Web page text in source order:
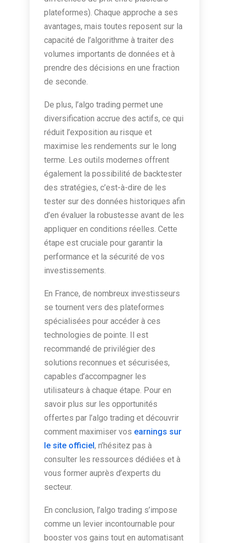
plateformes). Chaque approche a ses
avantages, mais toutes reposent sur la
capacité de l’algorithme à traiter des
volumes importants de données et à
prendre des décisions en une fraction
de seconde.
De plus, l’algo trading permet une
diversification accrue des actifs, ce qui
réduit l’exposition au risque et
maximise les rendements sur le long
terme. Les outils modernes offrent
également la possibilité de backtester
des stratégies, c’est-à-dire de les
tester sur des données historiques afin
d’en évaluer la robustesse avant de les
appliquer en conditions réelles. Cette
étape est cruciale pour garantir la
performance et la sécurité de vos
investissements.
En France, de nombreux investisseurs
se tournent vers des plateformes
spécialisées pour accéder à ces
technologies de pointe. Il est
recommandé de privilégier des
solutions reconnues et sécurisées,
capables d’accompagner les
utilisateurs à chaque étape. Pour en
savoir plus sur les opportunités
offertes par l’algo trading et découvrir
comment maximiser vos earnings sur
le site officiel, n’hésitez pas à
consulter les ressources dédiées et à
vous former auprès d’experts du
secteur.
En conclusion, l’algo trading s’impose
comme un levier incontournable pour
booster vos gains tout en automatisant